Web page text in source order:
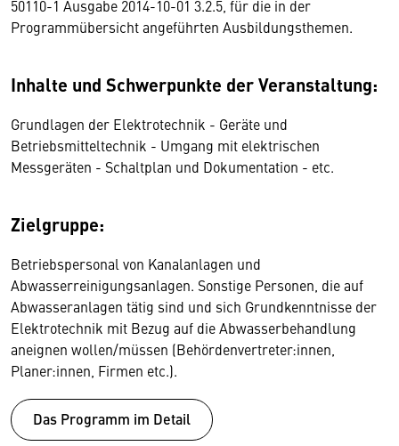
50110-1 Ausgabe 2014-10-01 3.2.5, für die in der
Programmübersicht angeführten Ausbildungsthemen.
Inhalte und Schwerpunkte der Veranstaltung:
Grundlagen der Elektrotechnik - Geräte und
Betriebsmitteltechnik - Umgang mit elektrischen
Messgeräten - Schaltplan und Dokumentation - etc.
Zielgruppe:
Betriebspersonal von Kanalanlagen und
Abwasserreinigungsanlagen. Sonstige Personen, die auf
Abwasseranlagen tätig sind und sich Grundkenntnisse der
Elektrotechnik mit Bezug auf die Abwasserbehandlung
aneignen wollen/müssen (Behördenvertreter:innen,
Planer:innen, Firmen etc.).
Das Programm im Detail